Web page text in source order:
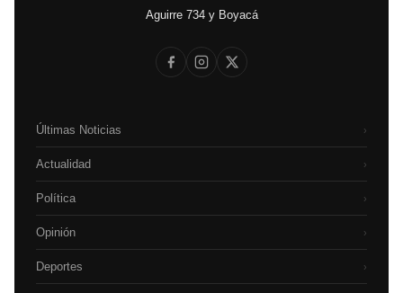
Aguirre 734 y Boyacá
Últimas Noticias ›
Actualidad ›
Política ›
Opinión ›
Deportes ›